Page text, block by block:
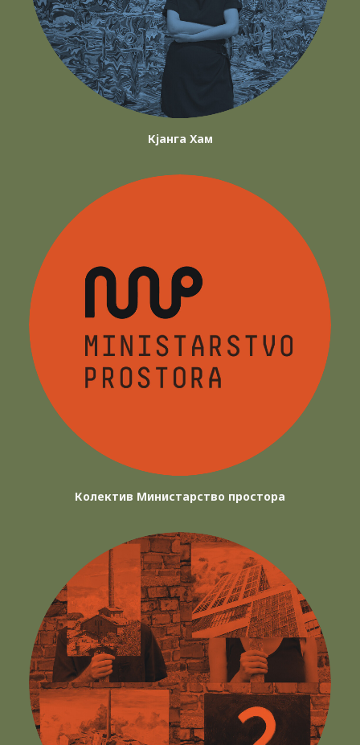
Кјанга Хам
Колектив Министарство простора